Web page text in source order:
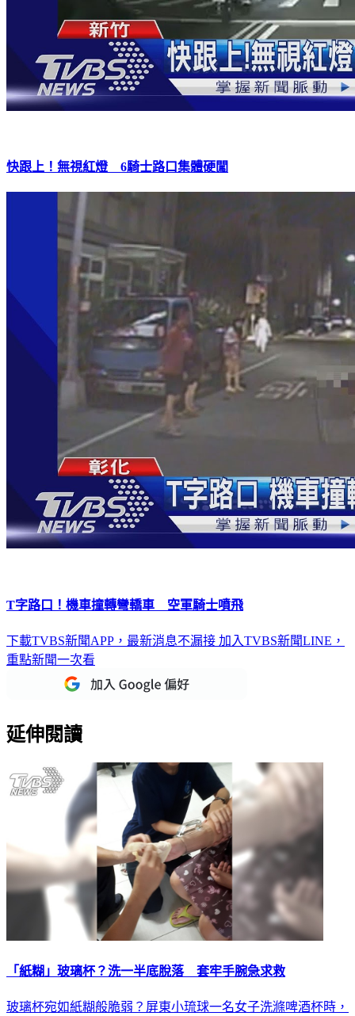
快跟上！無視紅燈 6騎士路口集體硬闖
T字路口！機車撞轉彎轎車 空軍騎士噴飛
下載TVBS新聞APP，最新消息不漏接 加入TVBS新聞LINE，
重點新聞一次看
延伸閱讀
「紙糊」玻璃杯？洗一半底脫落 套牢手腕急求救
玻璃杯宛如紙糊般脆弱？屏東小琉球一名女子洗滌啤酒杯時，